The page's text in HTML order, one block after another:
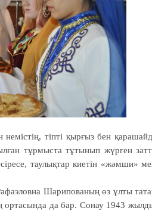
тіпті қырғыз бен
тұрмыста тұтынып жүрген
таулықтар киетін «жәмши»
Шарипованың өз ұлты
да бар. Сонау 1943